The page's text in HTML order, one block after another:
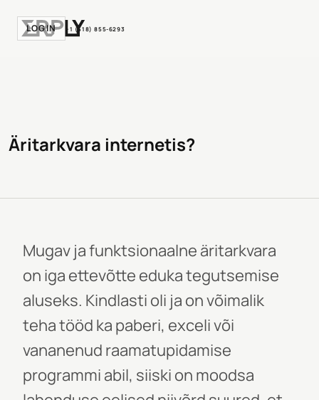
LOGIN +1 (518) 855-6293
Äritarkvara internetis?
Mugav ja funktsionaalne äritarkvara
on iga ettevõtte eduka tegutsemise
aluseks. Kindlasti oli ja on võimalik
teha tööd ka paberi, exceli või
vananenud raamatupidamise
programmi abil, siiski on moodsa